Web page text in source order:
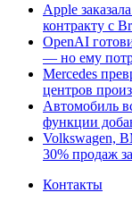
Apple
контракту с
OpenAI
— но ему
Mercedes
центров
Автомобиль
функции
Volkswagen,
30% продаж
Контакты